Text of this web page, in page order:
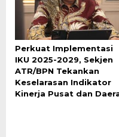
Perkuat Implementasi
IKU 2025-2029, Sekjen
ATR/BPN Tekankan
Keselarasan Indikator
Kinerja Pusat dan